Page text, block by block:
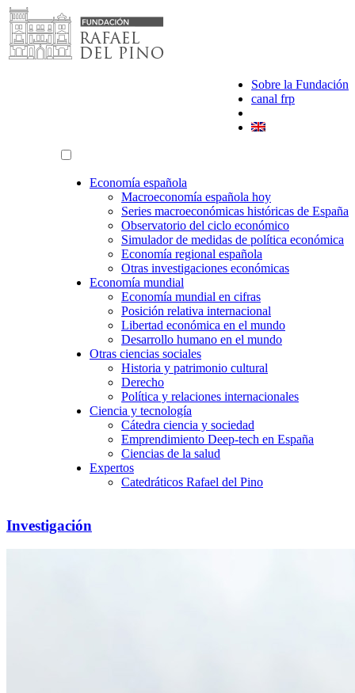
Saltar
al
contenido
Sobre la Fundación
canal frp
Economía española
Macroeconomía española hoy
Series macroeconómicas históricas de España
Observatorio del ciclo económico
Simulador de medidas de política económica
Economía regional española
Otras investigaciones económicas
Economía mundial
Economía mundial en cifras
Posición relativa internacional
Libertad económica en el mundo
Desarrollo humano en el mundo
Otras ciencias sociales
Historia y patrimonio cultural
Derecho
Política y relaciones internacionales
Ciencia y tecnología
Cátedra ciencia y sociedad
Emprendimiento Deep-tech en España
Ciencias de la salud
Expertos
Catedráticos Rafael del Pino
Investigación